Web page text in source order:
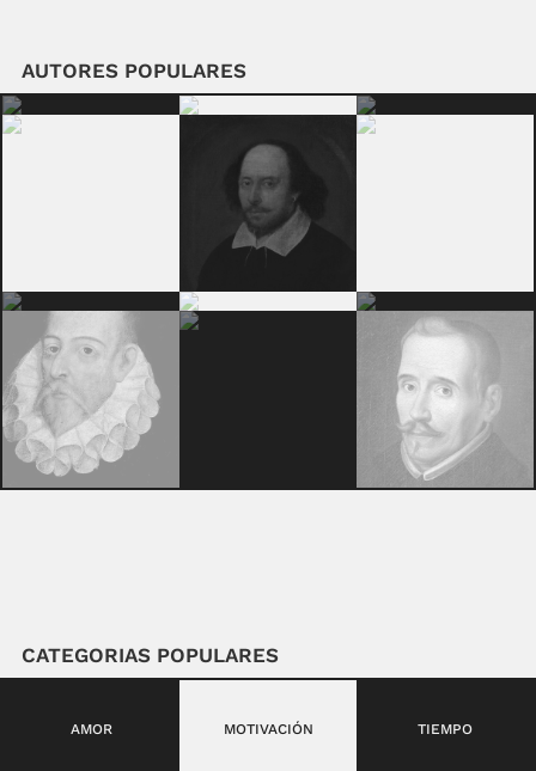
AUTORES POPULARES
CATEGORIAS POPULARES
AMOR MOTIVACIÓN TIEMPO